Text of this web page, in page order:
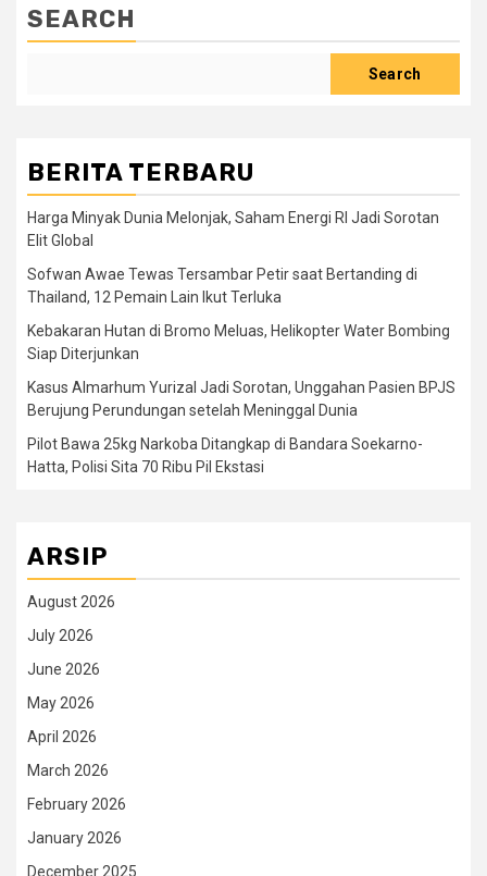
SEARCH
Search
BERITA TERBARU
Harga Minyak Dunia Melonjak, Saham Energi RI Jadi Sorotan
Elit Global
Sofwan Awae Tewas Tersambar Petir saat Bertanding di
Thailand, 12 Pemain Lain Ikut Terluka
Kebakaran Hutan di Bromo Meluas, Helikopter Water Bombing
Siap Diterjunkan
Kasus Almarhum Yurizal Jadi Sorotan, Unggahan Pasien BPJS
Berujung Perundungan setelah Meninggal Dunia
Pilot Bawa 25kg Narkoba Ditangkap di Bandara Soekarno-
Hatta, Polisi Sita 70 Ribu Pil Ekstasi
ARSIP
August 2026
July 2026
June 2026
May 2026
April 2026
March 2026
February 2026
January 2026
December 2025